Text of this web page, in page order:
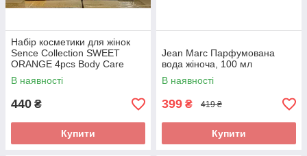
Набір косметики для жінок
Sence Collection SWEET
ORANGE 4pcs Body Care
В наявності
440 ₴
Купити
Jean Marc Парфумована
вода жіноча, 100 мл
В наявності
399 ₴ 419 ₴
Купити